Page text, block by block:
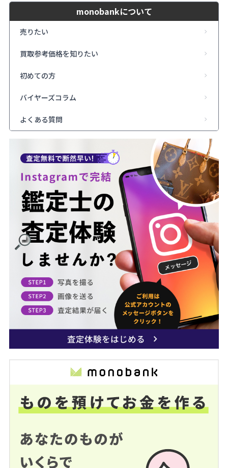
monobankについて
売りたい
買取参考価格を知りたい
初めての方
バイヤーズコラム
よくある質問